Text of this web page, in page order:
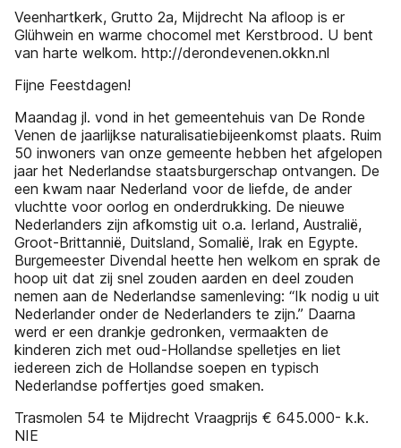
Veenhartkerk, Grutto 2a, Mijdrecht Na afloop is er
Glühwein en warme chocomel met Kerstbrood. U bent
van harte welkom. http://derondevenen.okkn.nl
Fijne Feestdagen!
Maandag jl. vond in het gemeentehuis van De Ronde
Venen de jaarlijkse naturalisatiebijeenkomst plaats. Ruim
50 inwoners van onze gemeente hebben het afgelopen
jaar het Nederlandse staatsburgerschap ontvangen. De
een kwam naar Nederland voor de liefde, de ander
vluchtte voor oorlog en onderdrukking. De nieuwe
Nederlanders zijn afkomstig uit o.a. Ierland, Australië,
Groot-Brittannië, Duitsland, Somalië, Irak en Egypte.
Burgemeester Divendal heette hen welkom en sprak de
hoop uit dat zij snel zouden aarden en deel zouden
nemen aan de Nederlandse samenleving: “Ik nodig u uit
Nederlander onder de Nederlanders te zijn.” Daarna
werd er een drankje gedronken, vermaakten de
kinderen zich met oud-Hollandse spelletjes en liet
iedereen zich de Hollandse soepen en typisch
Nederlandse poffertjes goed smaken.
Trasmolen 54 te Mijdrecht Vraagprijs € 645.000- k.k.
NIE